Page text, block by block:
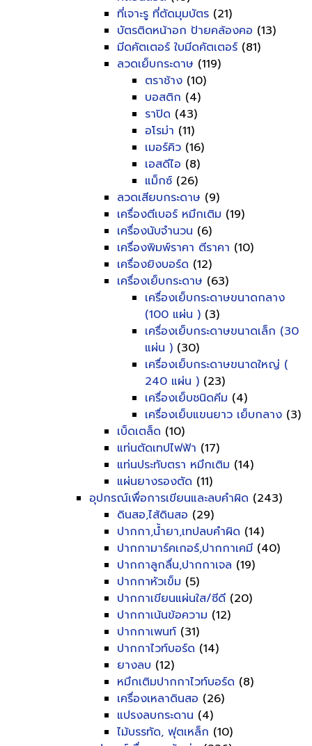
ที่เจาะรู ที่ตัดมุมบัตร (21)
บัตรติดหน้าอก ป้ายคล้องคอ (13)
มีดคัตเตอร์ ใบมีดคัตเตอร์ (81)
ลวดเย็บกระดาษ (119)
ตราช้าง (10)
บอสติก (4)
ราปิด (43)
อโรม่า (11)
เมอร์คิว (16)
เอสดีไอ (8)
แม็กซ์ (26)
ลวดเสียบกระดาษ (9)
เครื่องตีเบอร์ หมึกเติม (19)
เครื่องนับจำนวน (6)
เครื่องพิมพ์ราคา ตีราคา (10)
เครื่องยิงบอร์ด (12)
เครื่องเย็บกระดาษ (63)
เครื่องเย็บกระดาษขนาดกลาง
(100 แผ่น ) (3)
เครื่องเย็บกระดาษขนาดเล็ก (30
แผ่น ) (30)
เครื่องเย็บกระดาษขนาดใหญ่ (
240 แผ่น ) (23)
เครื่องเย็บชนิดคีม (4)
เครื่องเย็บแขนยาว เย็บกลาง (3)
เบ็ดเตล็ด (10)
แท่นตัดเทปไฟฟ้า (17)
แท่นประทับตรา หมึกเติม (14)
แผ่นยางรองตัด (11)
อุปกรณ์เพื่อการเขียนและลบคำผิด (243)
ดินสอ,ไส้ดินสอ (29)
ปากกา,น้ำยา,เทปลบคำผิด (14)
ปากกามาร์คเกอร์,ปากกาเคมี (40)
ปากกาลูกลื่น,ปากกาเจล (19)
ปากกาหัวเข็ม (5)
ปากกาเขียนแผ่นใส/ซีดี (20)
ปากกาเน้นข้อความ (12)
ปากกาเพนท์ (31)
ปากกาไวท์บอร์ด (14)
ยางลบ (12)
หมึกเติมปากกาไวท์บอร์ด (8)
เครื่องเหลาดินสอ (26)
แปรงลบกระดาน (4)
ไม้บรรทัด, ฟุตเหล็ก (10)